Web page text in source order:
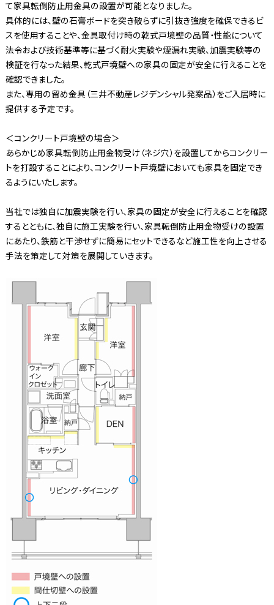
て家具転倒防止用金具の設置が可能となりました。
具体的には、壁の石膏ボードを突き破らずに引抜き強度を確保できるビ
スを使用することや、金具取付け時の乾式戸境壁の品質・性能について
法令および技術基準等に基づく耐火実験や煙漏れ実験、加震実験等の
検証を行なった結果、乾式戸境壁への家具の固定が安全に行えることを
確認できました。
また、専用の留め金具（三井不動産レジデンシャル発案品）をご入居時に
提供する予定です。
＜コンクリート戸境壁の場合＞
あらかじめ家具転倒防止用金物受け（ネジ穴）を設置してからコンクリー
トを打設することにより、コンクリート戸境壁においても家具を固定でき
るようにいたします。
当社では独自に加震実験を行い、家具の固定が安全に行えることを確認
するとともに、独自に施工実験を行い、家具転倒防止用金物受けの設置
にあたり、鉄筋と干渉せずに簡易にセットできるなど施工性を向上させる
手法を策定して対策を展開していきます。